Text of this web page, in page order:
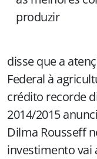
produzir
disse que a
Federal à
crédito recorde
2014/2015
Dilma Rousseff
investimento vai